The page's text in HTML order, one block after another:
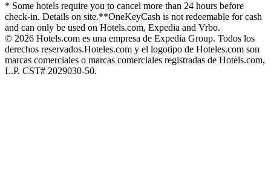
* Some hotels require you to cancel more than 24 hours before
check-in. Details on site.**OneKeyCash is not redeemable for cash
and can only be used on Hotels.com, Expedia and Vrbo.
© 2026 Hotels.com es una empresa de Expedia Group. Todos los
derechos reservados.Hoteles.com y el logotipo de Hoteles.com son
marcas comerciales o marcas comerciales registradas de Hotels.com,
L.P. CST# 2029030-50.